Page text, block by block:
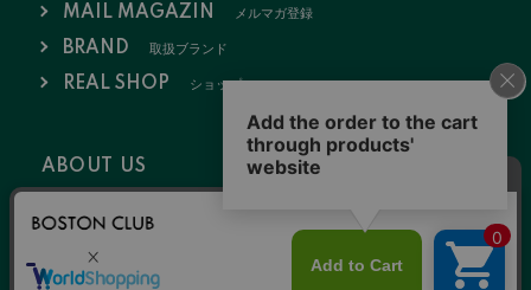
MAIL MAGAZIN メルマガ登録
BRAND 取扱ブランド
REAL SHOP ショップ
ABOUT US
特定商取引法
ポリシー